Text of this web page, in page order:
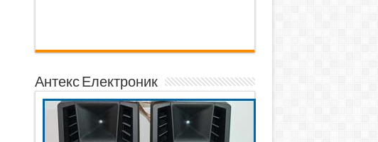
Антекс Електроник